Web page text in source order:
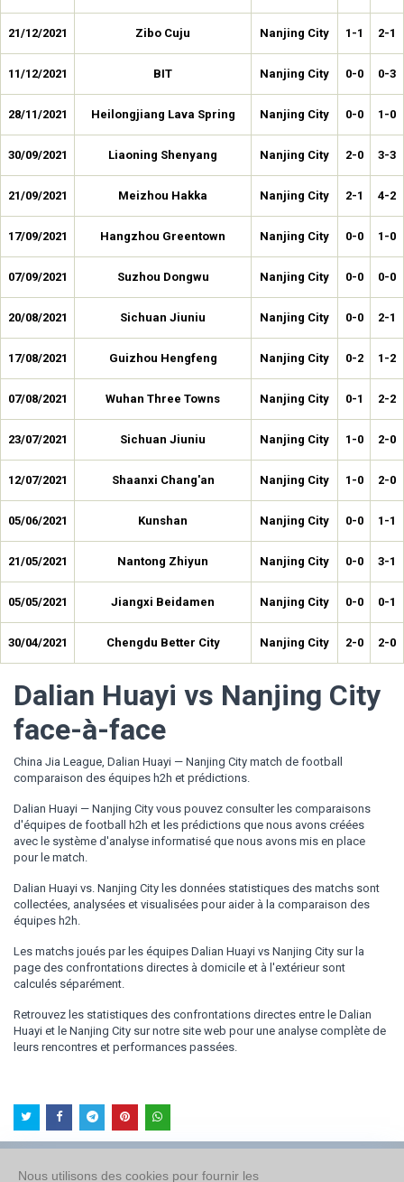
21/12/2021 Zibo Cuju Nanjing City 1-1 2-1
11/12/2021 BIT Nanjing City 0-0 0-3
28/11/2021 Heilongjiang Lava Spring Nanjing City 0-0 1-0
30/09/2021 Liaoning Shenyang Nanjing City 2-0 3-3
21/09/2021 Meizhou Hakka Nanjing City 2-1 4-2
17/09/2021 Hangzhou Greentown Nanjing City 0-0 1-0
07/09/2021 Suzhou Dongwu Nanjing City 0-0 0-0
20/08/2021 Sichuan Jiuniu Nanjing City 0-0 2-1
17/08/2021 Guizhou Hengfeng Nanjing City 0-2 1-2
07/08/2021 Wuhan Three Towns Nanjing City 0-1 2-2
23/07/2021 Sichuan Jiuniu Nanjing City 1-0 2-0
12/07/2021 Shaanxi Chang'an Nanjing City 1-0 2-0
05/06/2021 Kunshan Nanjing City 0-0 1-1
21/05/2021 Nantong Zhiyun Nanjing City 0-0 3-1
05/05/2021 Jiangxi Beidamen Nanjing City 0-0 0-1
30/04/2021 Chengdu Better City Nanjing City 2-0 2-0
Dalian Huayi vs Nanjing City
face-à-face
China Jia League, Dalian Huayi — Nanjing City match de football
comparaison des équipes h2h et prédictions.
Dalian Huayi — Nanjing City vous pouvez consulter les comparaisons
d'équipes de football h2h et les prédictions que nous avons créées
avec le système d'analyse informatisé que nous avons mis en place
pour le match.
Dalian Huayi vs. Nanjing City les données statistiques des matchs sont
collectées, analysées et visualisées pour aider à la comparaison des
équipes h2h.
Les matchs joués par les équipes Dalian Huayi vs Nanjing City sur la
page des confrontations directes à domicile et à l'extérieur sont
calculés séparément.
Retrouvez les statistiques des confrontations directes entre le Dalian
Huayi et le Nanjing City sur notre site web pour une analyse complète de
leurs rencontres et performances passées.
Nous utilisons des cookies pour fournir les